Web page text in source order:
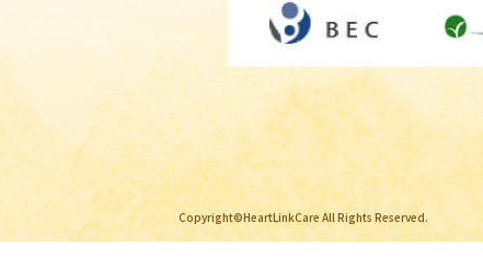
Copyright©HeartLinkCare All Rights Reserved.